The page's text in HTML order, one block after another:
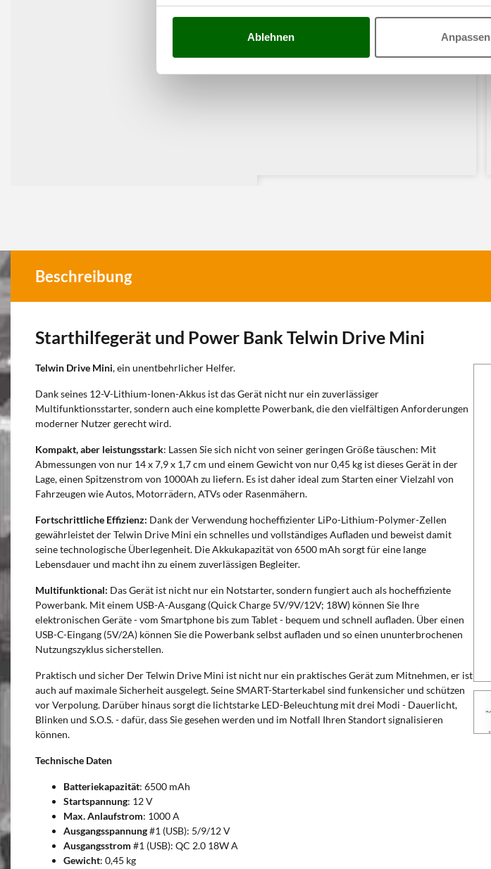
Ablehnen Anpassen
Beschreibung
Starthilfegerät und Power Bank Telwin Drive Mini
Telwin Drive Mini, ein unentbehrlicher Helfer.
Dank seines 12-V-Lithium-Ionen-Akkus ist das Gerät nicht nur ein zuverlässiger
Multifunktionsstarter, sondern auch eine komplette Powerbank, die den vielfältigen Anforderungen
moderner Nutzer gerecht wird.
Kompakt, aber leistungsstark: Lassen Sie sich nicht von seiner geringen Größe täuschen: Mit
Abmessungen von nur 14 x 7,9 x 1,7 cm und einem Gewicht von nur 0,45 kg ist dieses Gerät in der
Lage, einen Spitzenstrom von 1000Ah zu liefern. Es ist daher ideal zum Starten einer Vielzahl von
Fahrzeugen wie Autos, Motorrädern, ATVs oder Rasenmähern.
Fortschrittliche Effizienz: Dank der Verwendung hocheffizienter LiPo-Lithium-Polymer-Zellen
gewährleistet der Telwin Drive Mini ein schnelles und vollständiges Aufladen und beweist damit
seine technologische Überlegenheit. Die Akkukapazität von 6500 mAh sorgt für eine lange
Lebensdauer und macht ihn zu einem zuverlässigen Begleiter.
Multifunktional: Das Gerät ist nicht nur ein Notstarter, sondern fungiert auch als hocheffiziente
Powerbank. Mit einem USB-A-Ausgang (Quick Charge 5V/9V/12V; 18W) können Sie Ihre
elektronischen Geräte - vom Smartphone bis zum Tablet - bequem und schnell aufladen. Über einen
USB-C-Eingang (5V/2A) können Sie die Powerbank selbst aufladen und so einen ununterbrochenen
Nutzungszyklus sicherstellen.
Praktisch und sicher Der Telwin Drive Mini ist nicht nur ein praktisches Gerät zum Mitnehmen, er ist
auch auf maximale Sicherheit ausgelegt. Seine SMART-Starterkabel sind funkensicher und schützen
vor Verpolung. Darüber hinaus sorgt die lichtstarke LED-Beleuchtung mit drei Modi - Dauerlicht,
Blinken und S.O.S. - dafür, dass Sie gesehen werden und im Notfall Ihren Standort signalisieren
können.
Technische Daten
Batteriekapazität: 6500 mAh
Startspannung: 12 V
Max. Anlaufstrom: 1000 A
Ausgangsspannung#1 (USB): 5/9/12 V
Ausgangsstrom #1 (USB): QC 2.0 18W A
Gewicht: 0,45 kg